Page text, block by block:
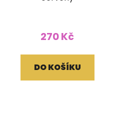
270 Kč
DO KOŠÍKU